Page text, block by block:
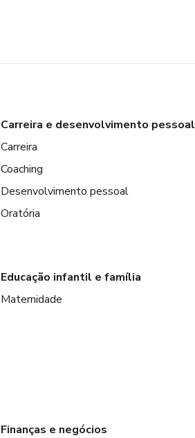
Carreira e desenvolvimento pessoal
Carreira
Coaching
Desenvolvimento pessoal
Oratória
Educação infantil e família
Maternidade
Finanças e negócios